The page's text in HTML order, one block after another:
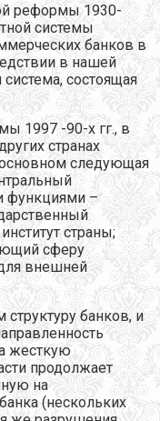
реформы 1930-
системы
банков в
в нашей
состоящая
1997 -90-х гг., в
странах
следующая
функциями –
страны;
сферу
для внешней
банков, и
жесткую
продолжает
на
(нескольких